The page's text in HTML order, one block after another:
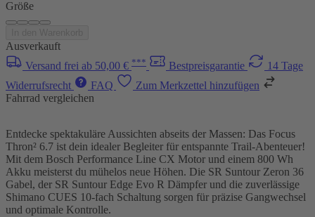
Größe
Ausverkauft
Versand frei ab 50,00 € *** Bestpreisgarantie
14 Tage
Widerrufsrecht
FAQ
Zum Merkzettel hinzufügen
Fahrrad vergleichen
Entdecke spektakuläre Aussichten abseits der Massen: Das Focus
Thron² 6.7 ist dein idealer Begleiter für entspannte Trail-Abenteuer!
Mit dem Bosch Performance Line CX Motor und einem 800 Wh
Akku meisterst du mühelos neue Höhen. Die SR Suntour Zeron 36
Gabel, der SR Suntour Edge Evo R Dämpfer und die zuverlässige
Shimano CUES 10-fach Schaltung sorgen für präzise Gangwechsel
und optimale Kontrolle.